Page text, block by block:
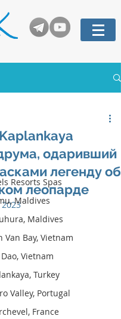
Resorts Spas
Maldives
Maldives
Van Bay, Vietnam
Vietnam
Turkey
Valley, Portugal
France
одаривший
легенду об
леопарде